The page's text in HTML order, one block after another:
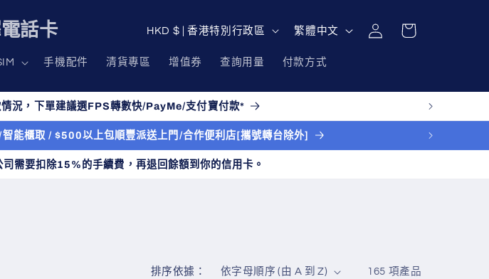
話卡
手機配件 清貨專區 增值券 查詢用量 付款方式
國
地
區
HKD $ | 香港特別行政區
語
言
繁體中文
登
入
物
況，下單建議選FPS轉數快/PayMe/支付寶付款*
能櫃取 / $500以上包順豐派送上門/合作便利店[攜號轉台除外]
需要扣除15%的手續費，再退回餘額到你的信用卡。
排序依據： 165 項產品